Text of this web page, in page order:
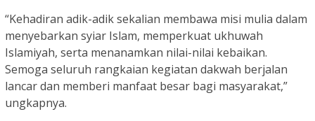
“Kehadiran adik-adik sekalian membawa misi mulia dalam
menyebarkan syiar Islam, memperkuat ukhuwah
Islamiyah, serta menanamkan nilai-nilai kebaikan.
Semoga seluruh rangkaian kegiatan dakwah berjalan
lancar dan memberi manfaat besar bagi masyarakat,”
ungkapnya.